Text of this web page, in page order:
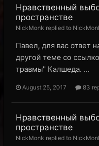
Нравственный
пространстве
NickMonk replied to
Павел, для вас ответ
другой теме со
травмы" Калшеда. ...
August 25, 2017 83
Нравственный
пространстве
NickMonk replied to